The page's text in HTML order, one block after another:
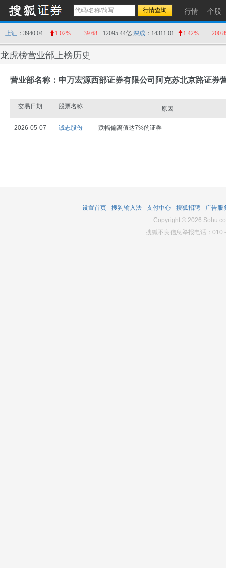
行情 个股
上证 ：3940.04 1.02% +39.68 12095.44亿 深成 ：14311.01 1.42%
龙虎榜营业部上榜历史
营业部名称：申万宏源西部证券有限公司阿克苏北京路证券
交易日期 股票名称 原因
2026-05-07 诚志股份 跌幅偏离值达7%的证券
设置首页 - 搜狗输入法 - 支付中心 - 搜狐招聘 - 广告服
Copyright© 2026
搜狐不良信息举报电话：010